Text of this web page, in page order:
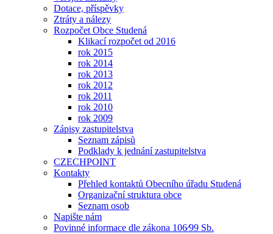
Dotace, příspěvky
Ztráty a nálezy
Rozpočet Obce Studená
Klikací rozpočet od 2016
rok 2015
rok 2014
rok 2013
rok 2012
rok 2011
rok 2010
rok 2009
Zápisy zastupitelstva
Seznam zápisů
Podklady k jednání zastupitelstva
CZECHPOINT
Kontakty
Přehled kontaktů Obecního úřadu Studená
Organizační struktura obce
Seznam osob
Napište nám
Povinné informace dle zákona 106⁄99 Sb.